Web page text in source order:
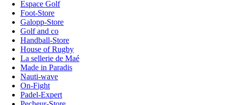
Espace Golf
Foot-Store
Galopp-Store
Golf and co
Handball-Store
House of Rugby
La sellerie de Maé
Made in Paradis
Nauti-wave
On-Fight
Padel-Expert